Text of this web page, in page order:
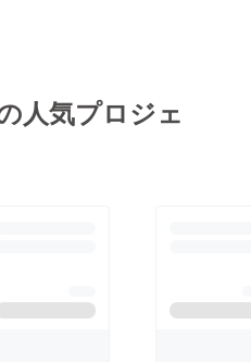
人気プロジェ